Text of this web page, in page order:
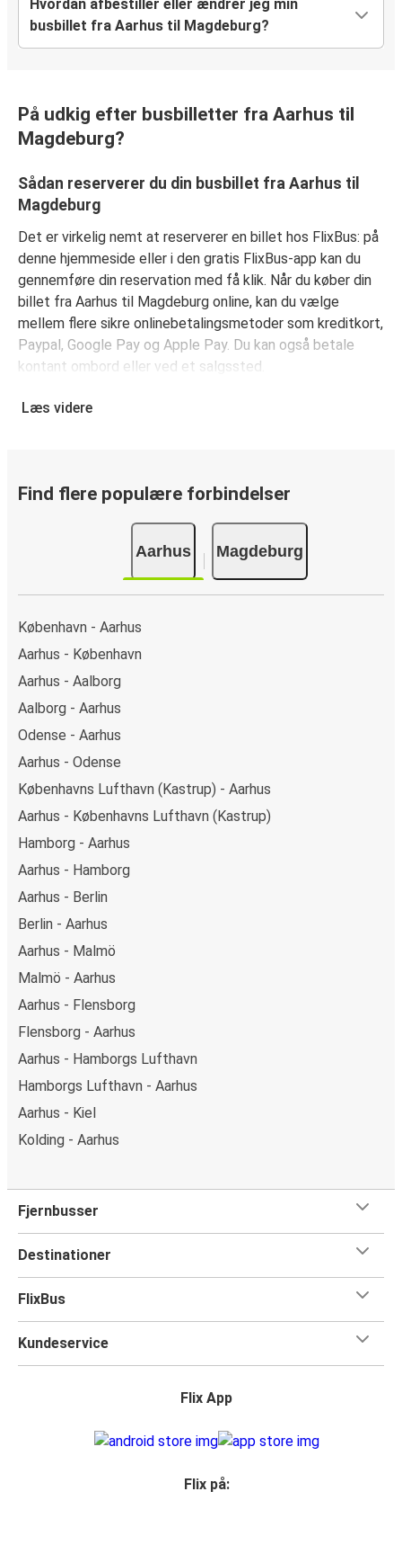
Hvordan afbestiller eller ændrer jeg min
busbillet fra Aarhus til Magdeburg?
På udkig efter busbilletter fra Aarhus til
Magdeburg?
Sådan reserverer du din busbillet fra Aarhus til
Magdeburg
Det er virkelig nemt at reserverer en billet hos FlixBus: på
denne hjemmeside eller i den gratis FlixBus-app kan du
gennemføre din reservation med få klik. Når du køber din
billet fra Aarhus til Magdeburg online, kan du vælge
mellem flere sikre onlinebetalingsmetoder som kreditkort,
Paypal, Google Pay og Apple Pay. Du kan også betale
kontant ombord eller ved et salgssted.
Læs videre
Find flere populære forbindelser
Aarhus Magdeburg
København - Aarhus
Aarhus - København
Aarhus - Aalborg
Aalborg - Aarhus
Odense - Aarhus
Aarhus - Odense
Københavns Lufthavn (Kastrup) - Aarhus
Aarhus - Københavns Lufthavn (Kastrup)
Hamborg - Aarhus
Aarhus - Hamborg
Aarhus - Berlin
Berlin - Aarhus
Aarhus - Malmö
Malmö - Aarhus
Aarhus - Flensborg
Flensborg - Aarhus
Aarhus - Hamborgs Lufthavn
Hamborgs Lufthavn - Aarhus
Aarhus - Kiel
Kolding - Aarhus
Fjernbusser
Destinationer
FlixBus
Kundeservice
Flix App
Flix på: